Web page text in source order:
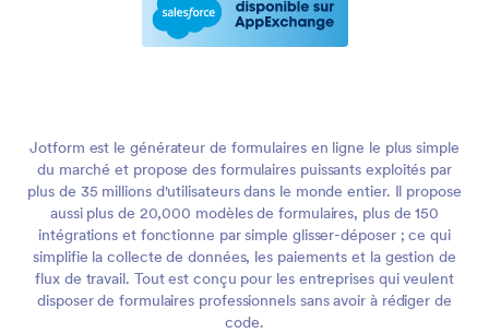
Jotform est le générateur de formulaires en ligne le plus simple
du marché et propose des formulaires puissants exploités par
plus de 35 millions d'utilisateurs dans le monde entier. Il propose
aussi plus de 20,000 modèles de formulaires, plus de 150
intégrations et fonctionne par simple glisser-déposer ; ce qui
simplifie la collecte de données, les paiements et la gestion de
flux de travail. Tout est conçu pour les entreprises qui veulent
disposer de formulaires professionnels sans avoir à rédiger de
code.